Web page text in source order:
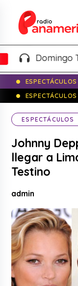
Domingo
ESPECTÁCULOS
ESPECTÁCULOS
ESPECTÁCULOS
Johnny
llegar a
Testino
admin